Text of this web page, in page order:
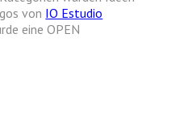
von IO Estudio
eine OPEN